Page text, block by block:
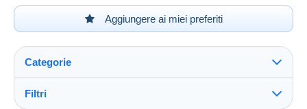
Aggiungere ai miei preferiti
Categorie
Filtri